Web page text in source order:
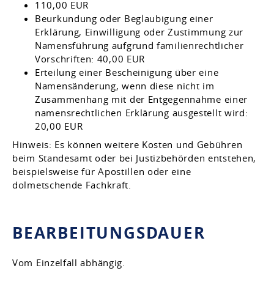
110,00 EUR
Beurkundung oder Beglaubigung einer
Erklärung, Einwilligung oder Zustimmung zur
Namensführung aufgrund familienrechtlicher
Vorschriften: 40,00 EUR
Erteilung einer Bescheinigung über eine
Namensänderung, wenn diese nicht im
Zusammenhang mit der Entgegennahme einer
namensrechtlichen Erklärung ausgestellt wird:
20,00 EUR
Hinweis: Es können weitere Kosten und Gebühren
beim Standesamt oder bei Justizbehörden entstehen,
beispielsweise für Apostillen oder eine
dolmetschende Fachkraft.
BEARBEITUNGSDAUER
Vom Einzelfall abhängig.